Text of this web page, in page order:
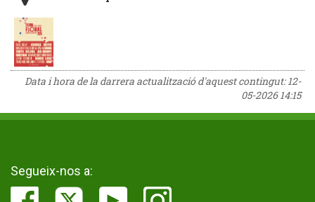
Data i hora de la darrera actualització d'aquest contingut:12-
05-2026 14:15
Segueix-nos a: